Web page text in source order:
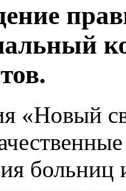
«Новый
больниц